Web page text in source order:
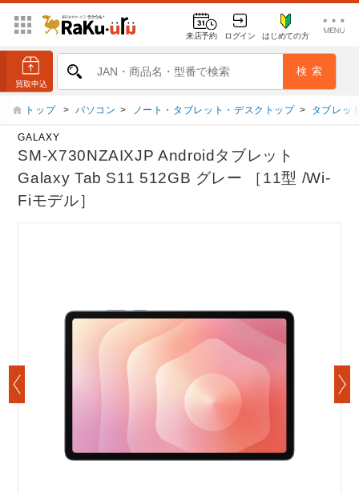
来店予約 ログイン はじめての方
トップ > パソコン > ノート・タブレット・デスクトップ > タブレッ
GALAXY
SM-X730NZAIXJP Androidタブレット
Galaxy Tab S11 512GB グレー ［11型 /Wi-
Fiモデル］